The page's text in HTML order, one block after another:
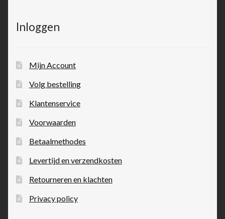
Inloggen
Mijn Account
Volg bestelling
Klantenservice
Voorwaarden
Betaalmethodes
Levertijd en verzendkosten
Retourneren en klachten
Privacy policy